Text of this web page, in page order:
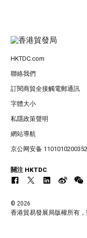
HKTDC.com
聯絡我們
訂閱商貿全接觸電郵通訊
字體大小
私隱政策聲明
網站導航
京公网安备
關注 HKTDC
© 2026
香港貿易發展局版權所有